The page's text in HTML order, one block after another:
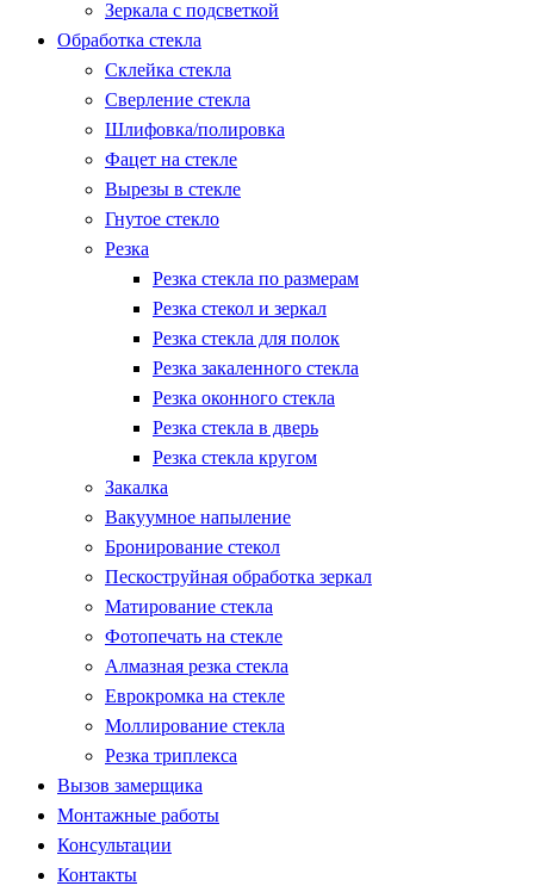
Зеркала с подсветкой
Обработка стекла
Склейка стекла
Сверление стекла
Шлифовка/полировка
Фацет на стекле
Вырезы в стекле
Гнутое стекло
Резка
Резка стекла по размерам
Резка стекол и зеркал
Резка стекла для полок
Резка закаленного стекла
Резка оконного стекла
Резка стекла в дверь
Резка стекла кругом
Закалка
Вакуумное напыление
Бронирование стекол
Пескоструйная обработка зеркал
Матирование стекла
Фотопечать на стекле
Алмазная резка стекла
Еврокромка на стекле
Моллирование стекла
Резка триплекса
Вызов замерщика
Монтажные работы
Консультации
Контакты